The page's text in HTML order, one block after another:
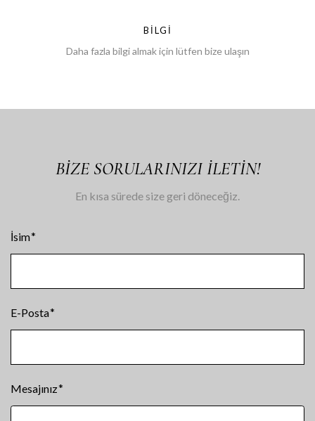
BILGI
Daha fazla bilgi almak için lütfen bize ulaşın
BIZE SORULARINIZI ILETIN!
En kısa sürede size geri döneceğiz.
İsim
E-Posta
Mesajınız